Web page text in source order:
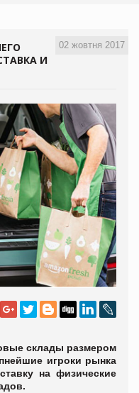
02 жовтня 2017
И
склады размером
игроки рынка
на физические